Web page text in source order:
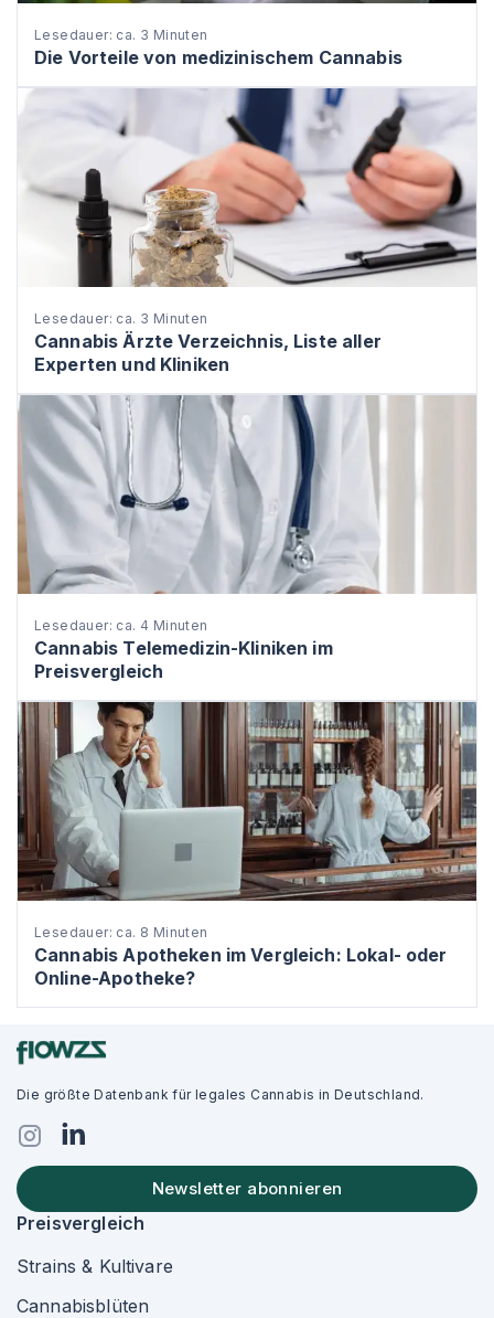
Lesedauer: ca. 3 Minuten
Die Vorteile von medizinischem Cannabis
Lesedauer: ca. 3 Minuten
Cannabis Ärzte Verzeichnis, Liste aller
Experten und Kliniken
Lesedauer: ca. 4 Minuten
Cannabis Telemedizin-Kliniken im
Preisvergleich
Lesedauer: ca. 8 Minuten
Cannabis Apotheken im Vergleich: Lokal- oder
Online-Apotheke?
Die größte Datenbank für legales Cannabis in Deutschland.
Newsletter abonnieren
Preisvergleich
Strains & Kultivare
Cannabisblüten